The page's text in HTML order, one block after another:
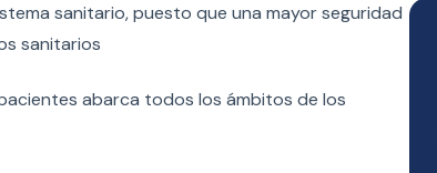
sanitario, puesto que una mayor seguridad
sanitarios
abarca todos los ámbitos de los